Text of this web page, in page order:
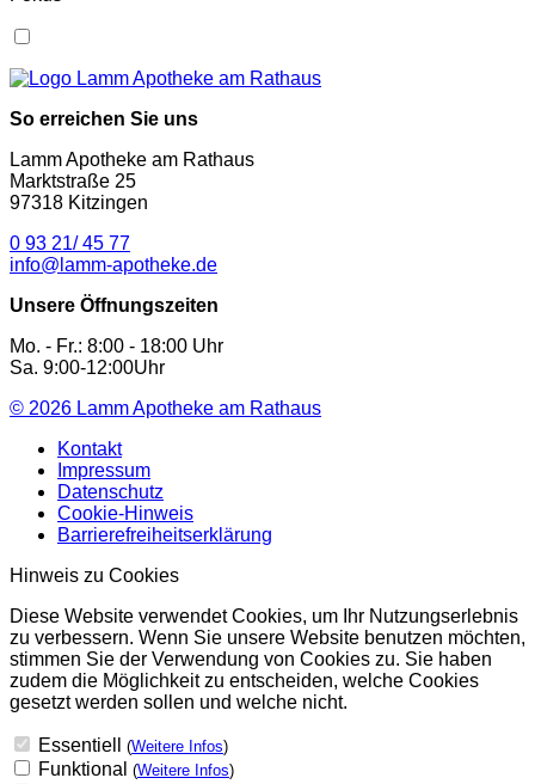
So erreichen Sie uns
Lamm Apotheke am Rathaus
Marktstraße 25
97318 Kitzingen
0 93 21/ 45 77
info@lamm-apotheke.de
Unsere Öffnungszeiten
Mo. - Fr.: 8:00 - 18:00 Uhr
Sa. 9:00-12:00Uhr
© 2026 Lamm Apotheke am Rathaus
Kontakt
Impressum
Datenschutz
Cookie-Hinweis
Barrierefreiheitserklärung
Hinweis zu Cookies
Diese Website verwendet Cookies, um Ihr Nutzungserlebnis
zu verbessern. Wenn Sie unsere Website benutzen möchten,
stimmen Sie der Verwendung von Cookies zu. Sie haben
zudem die Möglichkeit zu entscheiden, welche Cookies
gesetzt werden sollen und welche nicht.
Essentiell (Weitere Infos)
Funktional (Weitere Infos)